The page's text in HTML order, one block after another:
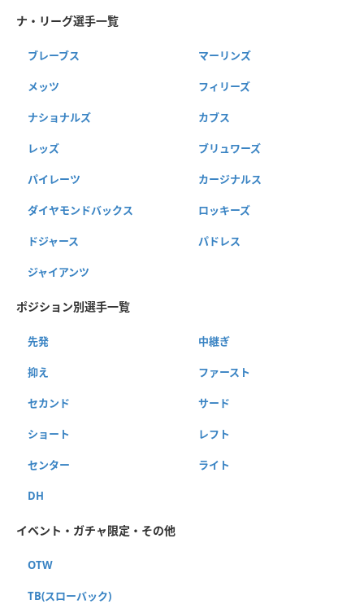
ナ・リーグ選手一覧
ブレーブス マーリンズ
メッツ フィリーズ
ナショナルズ カブス
レッズ ブリュワーズ
パイレーツ カージナルス
ダイヤモンドバックス ロッキーズ
ドジャース パドレス
ジャイアンツ
ポジション別選手一覧
先発 中継ぎ
抑え ファースト
セカンド サード
ショート レフト
センター ライト
DH
イベント・ガチャ限定・その他
OTW
TB(スローバック)